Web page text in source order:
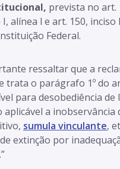
prevista no art.
I, alínea l e art. 150, inciso
Federal.
ressaltar que a
trata o parágrafo 1º do
para desobediência de
aplicável a inobservância
sumula vinculante,
extinção por